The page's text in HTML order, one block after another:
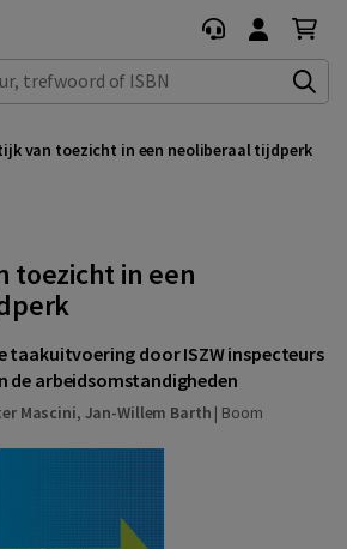
of ISBN
van toezicht in een neoliberaal tijdperk
toezicht in een
taakuitvoering door ISZW inspecteurs
de arbeidsomstandigheden
Mascini, Jan-Willem Barth | Boom